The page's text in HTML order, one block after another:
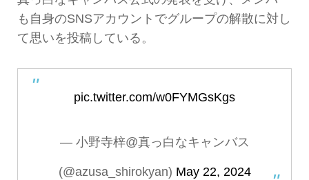
も自身のSNSアカウントでグループの解散に対し
て思いを投稿している。
pic.twitter.com/w0FYMGsKgs
— 小野寺梓@真っ白なキャンバス
(@azusa_shirokyan) May 22, 2024